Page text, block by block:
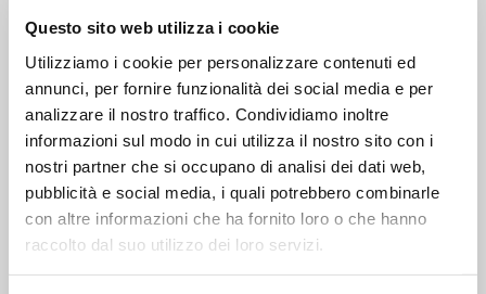
Questo sito web utilizza i cookie
Utilizziamo i cookie per personalizzare contenuti ed
annunci, per fornire funzionalità dei social media e per
analizzare il nostro traffico. Condividiamo inoltre
informazioni sul modo in cui utilizza il nostro sito con i
nostri partner che si occupano di analisi dei dati web,
pubblicità e social media, i quali potrebbero combinarle
con altre informazioni che ha fornito loro o che hanno
raccolto dal suo utilizzo dei loro servizi.
Elenco allergeni
Contiene:
Latte
Non contiene:
Lattosio
Informazioni per la raccolta differenziata
Cartone:Carta - Largamente riciclabile